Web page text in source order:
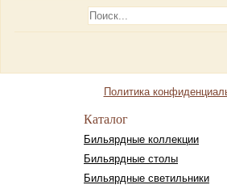
Политика
Каталог
Бильярдные коллекции
Бильярдные столы
Бильярдные светильники